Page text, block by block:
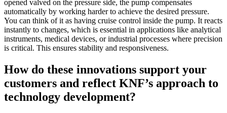
opened valved on the pressure side, the pump compensates
automatically by working harder to achieve the desired pressure.
You can think of it as having cruise control inside the pump. It reacts
instantly to changes, which is essential in applications like analytical
instruments, medical devices, or industrial processes where precision
is critical. This ensures stability and responsiveness.
How do these innovations support your
customers and reflect KNF’s approach to
technology development?